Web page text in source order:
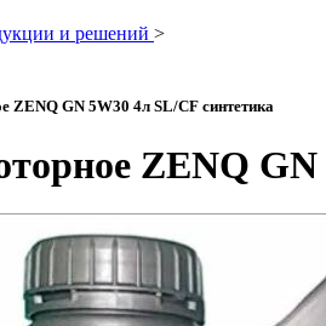
и решений >
ZENQ GN 5W30 4л SL/CF синтетика
ZENQ GN